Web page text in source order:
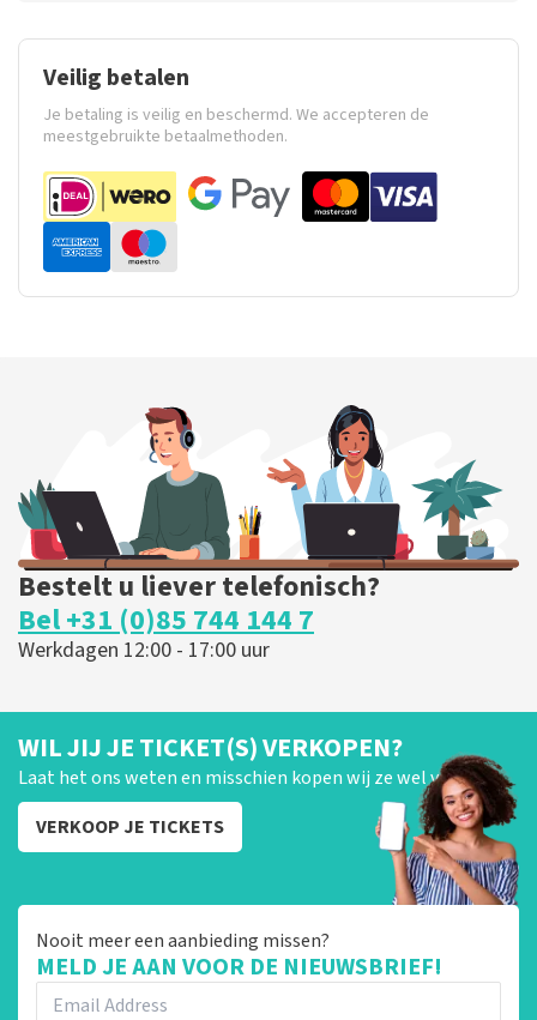
Veilig betalen
Je betaling is veilig en beschermd. We accepteren de
meestgebruikte betaalmethoden.
Bestelt u liever telefonisch?
Bel +31 (0)85 744 144 7
Werkdagen 12:00 - 17:00 uur
WIL JIJ JE TICKET(S) VERKOPEN?
Laat het ons weten en misschien kopen wij ze wel van je!
VERKOOP JE TICKETS
Nooit meer een aanbieding missen?
MELD JE AAN VOOR DE NIEUWSBRIEF!